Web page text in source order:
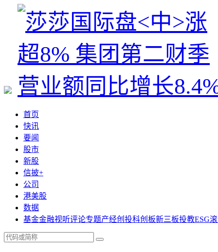
首页
快讯
要闻
股市
新股
信披+
公司
港美股
数据
基金金融视听评论专题产经创投科创板新三板投教ESG